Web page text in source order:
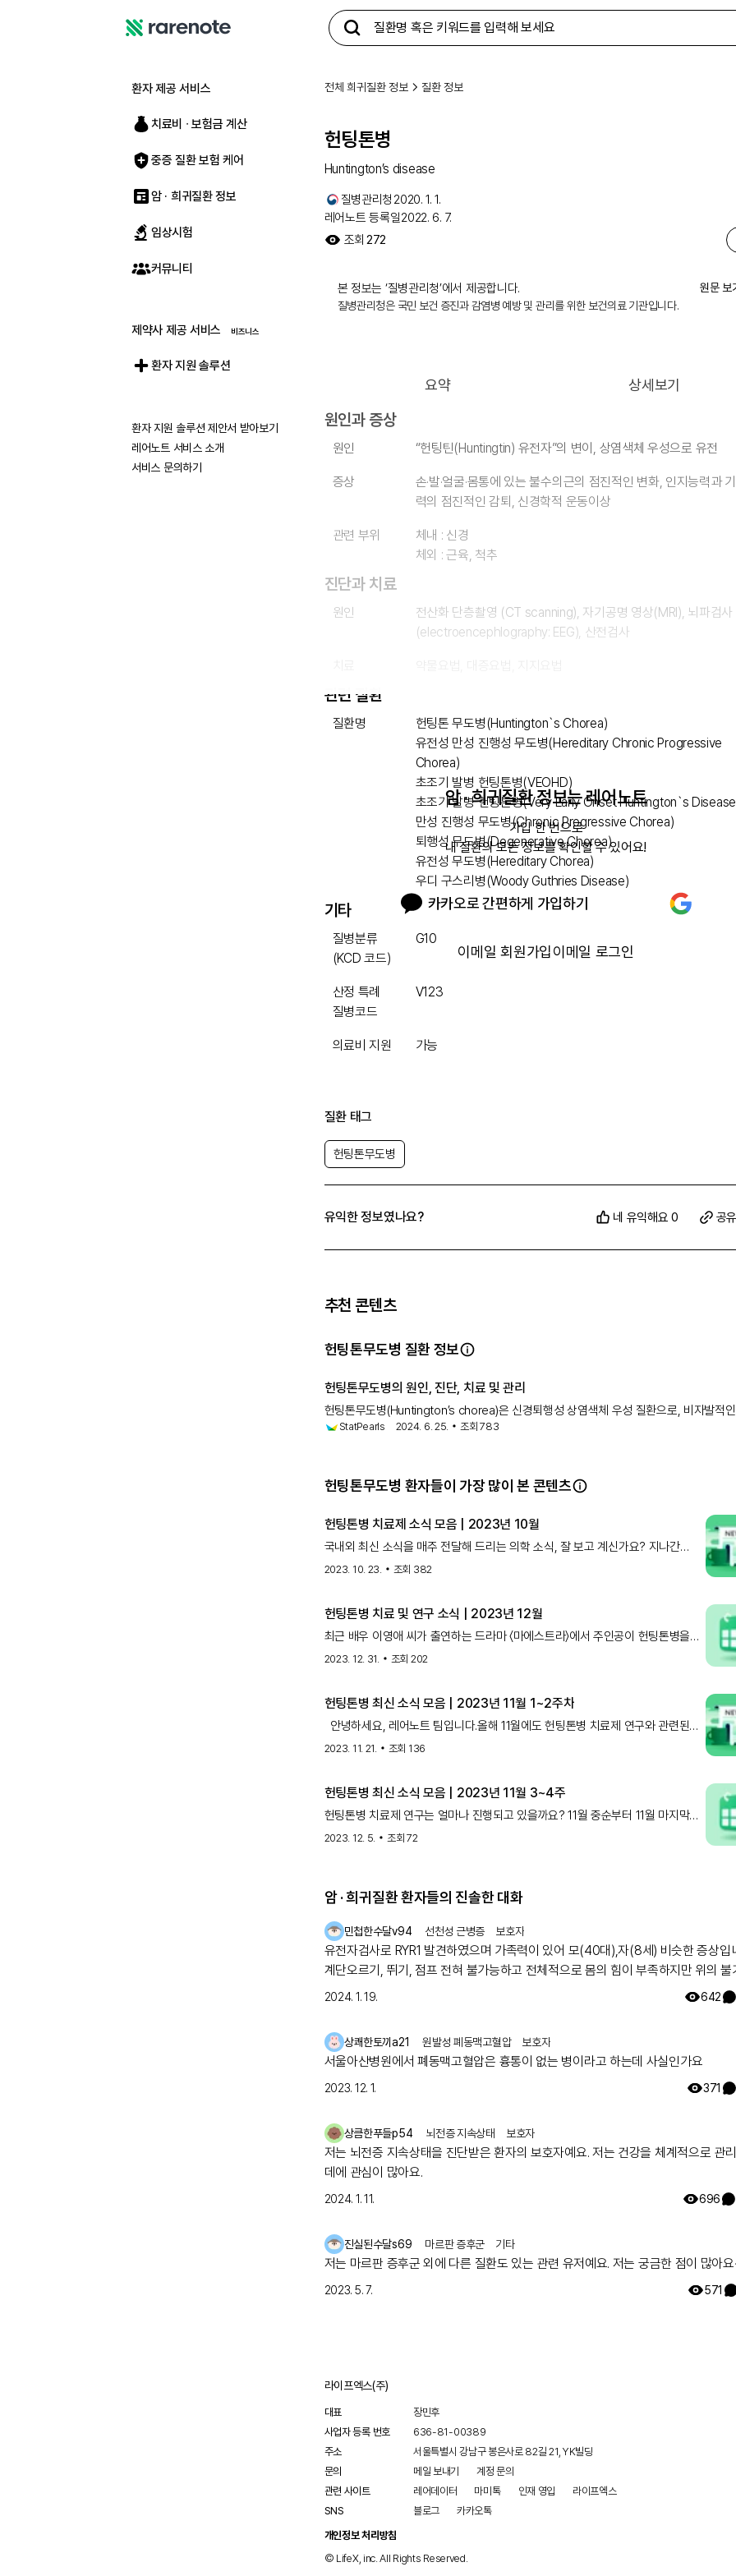
트
환자 제공 서비스
치료비 ∙ 보험금 계산
중증 질환 보험 케어
암 · 희귀질환 정보
임상시험
커뮤니티
제약사 제공 서비스
환자 지원 솔루션
환자 지원 솔루션 제안서 받아보기
레어노트 서비스 소개
서비스 문의하기
전체 희귀질환 정보 질환 정보
헌팅톤병
Huntington’s disease
질병관리청 2020. 1. 1.
레어노트 등록일2022. 6. 7.
조회 272
본 정보는 ‘질병관리청’에서 제공합니다.
원문 보
질병관리청은 국민 보건 증진과 감염병 예방 및 관리를 위한 보건의료 기관입니다.
요약 상세보기
원인과 증상
원인 “헌팅틴(Huntingtin) 유전자”의 변이, 상염색체 우성으로 유전
증상
손·발·얼굴·몸통에 있는 불수의근의 점진적인 변화, 인지능력과
력의 점진적인 감퇴, 신경학적 운동이상
관련 부위
체내 : 신경
체외 : 근육, 척추
진단과 치료
원인
전산화 단층촬영 (CT scanning), 자기공명 영상(MRI), 뇌파검사
(electroencephlography: EEG), 산전검사
관련 질환
질환명
헌팅톤 무도병(Huntington`s Chorea)
유전성 만성 진행성 무도병(Hereditary Chronic Progressive
Chorea)
초조기 발병 헌팅톤병(VEOHD)
초조기 발병 헌팅톤병(Very Early Onset Huntington`s
만성 진행성 무도병(Chronic Progressive Chorea)
퇴행성 무도병(Degenerative Chorea)
유전성 무도병(Hereditary Chorea)
우디 구스리병(Woody Guthries Disease)
기타
질병분류
(KCD 코드)
G10
산정 특례
질병코드
V123
의료비 지원 가능
암 · 희귀질환 정보는 레어노트
가입 한 번으로
내 질환의 모든 정보를 확인할 수 있어요!
카카오로 간편하게 가입하기
이메일 회원가입이메일 로그인
질환 태그
헌팅톤무도병
유익한 정보였나요? 네 유익해요 0 공
추천 콘텐츠
헌팅톤무도병 질환 정보
헌팅톤무도병의 원인, 진단, 치료 및 관리
헌팅톤무도병(Huntington’s chorea)은 신경퇴행성 상염색체 우성 질환으로, 비자발적인
무도증 운동과 인지 및 행동 장애가 특징입니다
StatPearls 2024. 6. 25. 조회783
헌팅톤무도병 환자들이 가장 많이 본 콘텐츠
헌팅톤병 치료제 소식 모음 | 2023년 10월
국내외 최신 소식을 매주 전달해 드리는 의학 소식, 잘 보고 계신가요? 지나간
소식을 더 편하게 보실 수 있도록, 그동안 발행된 의학 소식을 주
2023. 10. 23. 조회 382
헌팅톤병 치료 및 연구 소식 | 2023년 12월
최근 배우 이영애 씨가 출연하는 드라마 〈마에스트라〉에서 주인공이 헌팅톤병을
앓고 있다는 설정이 나오면서, 헌팅톤병에 대한 관심이 높아지고 있어
2023. 12. 31. 조회 202
헌팅톤병 최신 소식 모음 | 2023년 11월 1~2주차
안녕하세요, 레어노트 팀입니다.올해 11월에도 헌팅톤병 치료제 연구와 관련된
다양한 소식이 발표되었어요. 10월 말부터 11월 중순까지 발표
2023. 11. 21. 조회 136
헌팅톤병 최신 소식 모음 | 2023년 11월 3~4주
헌팅톤병 치료제 연구는 얼마나 진행되고 있을까요? 11월 중순부터 11월 마지막
주까지 레어노트에서 모은 소식을 한눈에 확인해 보세요! 한눈에
2023. 12. 5. 조회72
암 · 희귀질환 환자들의 진솔한 대화
민첩한수달v94 선천성 근병증 보호자
유전자검사로 RYR1 발견하였으며 가족력이 있어 모(40대),자(8세) 비슷한 증상입니다.
계단오르기, 뛰기, 점프 전혀 불가능하고 전체적으로 몸의 힘이 부족하지만 위의 불
점을 빼고는 힘들지만 일상생활 가능합니다. 모의 유아시절인 35년전 서울대병원 진료를
지내다가 출산후 첫째아이도 같은 증상으로 서울대병원 방문하여 근육병의심으로
검사를 하였으나 정확한 이유는 찾지 못했고 국내에는 없는 유형이며 다른나라에
케이스가 있나 알아보기로 하고 주기적으로 외래만 다녔습니다. 그렇게 아이가 7세가 되
고 지방병원에서 ryr1 발견하였고 드디어 모자 모두 최종진단 받았어요. 이 글 작성후 한달
기다려보자고 하십니다 ㅠㅠ
2024. 1. 19. 642
상쾌한토끼a21 원발성 폐동맥고혈압 보호자
서울아산병원에서 폐동맥고혈압은 흉통이 없는 병이라고 하는데 사실인가요
2023. 12. 1. 371
상큼한푸들p54 뇌전증 지속상태 보호자
저는 뇌전증 지속상태을 진단받은 환자의 보호자예요. 저는 건강을 체계적으로 관
데에 관심이 많아요.
2024. 1. 11. 696
진실된수달s69 마르판 증후군 기타
저는 마르판 증후군 외에 다른 질환도 있는 관련 유저예요. 저는 궁금한 점이 많아
2023. 5. 7. 571
라이프엑스(주)
대표
장민후
사업자 등록 번호
636-81-00389
주소
서울특별시 강남구 봉은사로 82길 21, YK빌딩
문의
메일 보내기
계정 문의
관련 사이트
레어데이터 마미톡 인재 영입
라이프엑스
SNS
블로그
카카오톡
개인정보 처리방침
© LifeX, inc. All Rights Reserved.